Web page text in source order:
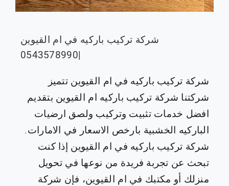
شركة تركيب باركيه في ام القيوين
|0543578990
شركة تركيب باركيه في ام القيوين تتميز
شركتنا شركة تركيب باركيه ام القيوين بتقديم
افضل خدمات تثبيت وتركيب ولصق ارضيات
الباركيه الخشبية بارخص الاسعار في الامارات.
شركة تركيب باركيه في ام القيوين إذا كنت
تبحث عن تجربة فريدة من نوعها في تحويل
منزلك أو مكتبك في ام القيوين، فإن شركة